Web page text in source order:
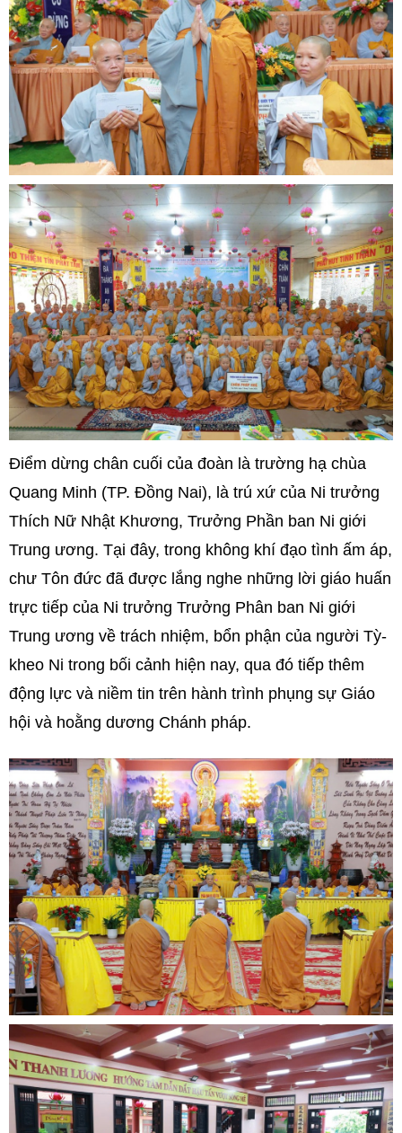
Điểm dừng chân cuối của đoàn là trường hạ chùa
Quang Minh (TP. Đồng Nai), là trú xứ của Ni trưởng
Thích Nữ Nhật Khương, Trưởng Phần ban Ni giới
Trung ương. Tại đây, trong không khí đạo tình ấm áp,
chư Tôn đức đã được lắng nghe những lời giáo huấn
trực tiếp của Ni trưởng Trưởng Phân ban Ni giới
Trung ương về trách nhiệm, bổn phận của người Tỳ-
kheo Ni trong bối cảnh hiện nay, qua đó tiếp thêm
động lực và niềm tin trên hành trình phụng sự Giáo
hội và hoằng dương Chánh pháp.